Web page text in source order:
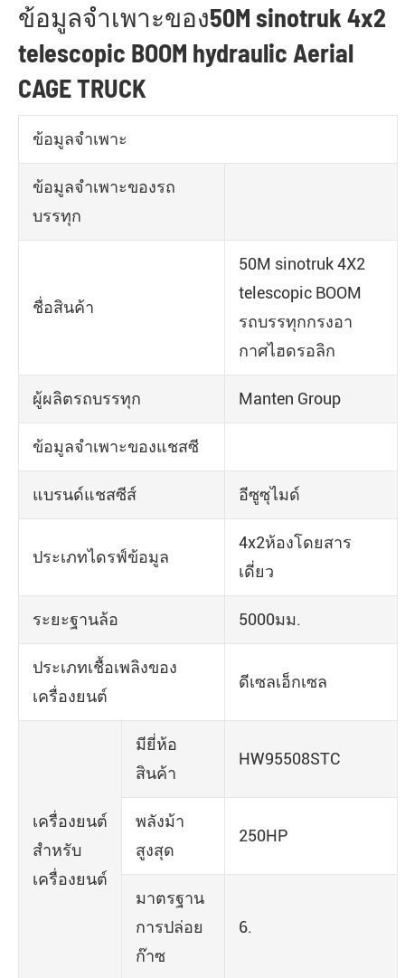
ข้อมูลจำเพาะของ50M sinotruk 4x2
telescopic BOOM hydraulic Aerial
CAGE TRUCK
ข้อมูลจำเพาะ
ข้อมูลจำเพาะของรถ
บรรทุก
ชื่อสินค้า
50M sinotruk 4X2
telescopic BOOM
รถบรรทุกกรงอา
กาศไฮดรอลิก
ผู้ผลิตรถบรรทุก Manten Group
ข้อมูลจำเพาะของแชสซี
แบรนด์แชสซีส์ อีซูซุไมด์
ประเภทไดรฟ์ข้อมูล
4x2ห้องโดยสาร
เดี่ยว
ระยะฐานล้อ 5000มม.
ประเภทเชื้อเพลิงของ
เครื่องยนต์
ดีเซลเอ็กเซล
เครื่องยนต์
สำหรับ
เครื่องยนต์
มียี่ห้อ
สินค้า
HW95508STC
พลังม้า
สูงสุด
250HP
มาตรฐาน
การปล่อย
ก๊าซ
6.